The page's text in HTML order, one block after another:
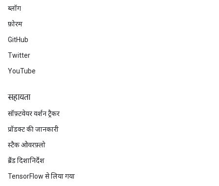
ब्लॉग
फ़ोरम
GitHub
Twitter
YouTube
सहायता
सॉफ़्टवेयर वर्शन ट्रैकर
प्रॉडक्ट की जानकारी
स्टैक ओवरफ़्लो
ब्रैंड दिशानिर्देश
TensorFlow से लिया गया